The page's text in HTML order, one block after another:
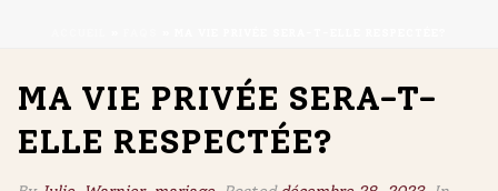
MA VIE PRIVÉE SERA-T-
ELLE RESPECTÉE?